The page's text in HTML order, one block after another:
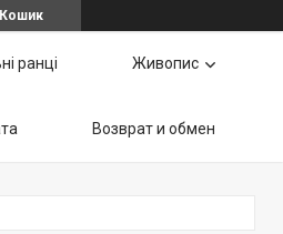
Кошик
ранці Живопис
Возврат и обмен